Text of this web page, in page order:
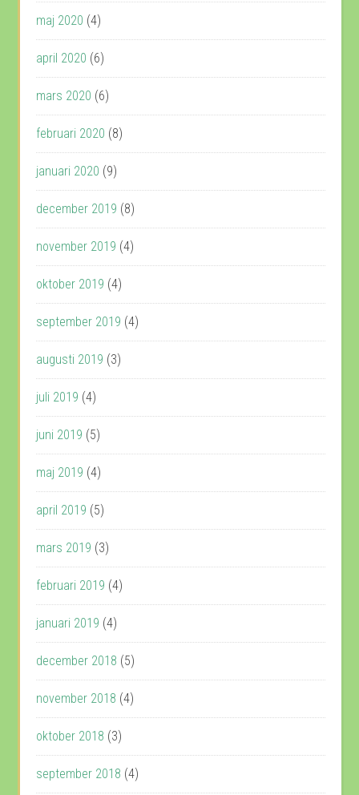
maj 2020 (4)
april 2020 (6)
mars 2020 (6)
februari 2020 (8)
januari 2020 (9)
december 2019 (8)
november 2019 (4)
oktober 2019 (4)
september 2019 (4)
augusti 2019 (3)
juli 2019 (4)
juni 2019 (5)
maj 2019 (4)
april 2019 (5)
mars 2019 (3)
februari 2019 (4)
januari 2019 (4)
december 2018 (5)
november 2018 (4)
oktober 2018 (3)
september 2018 (4)